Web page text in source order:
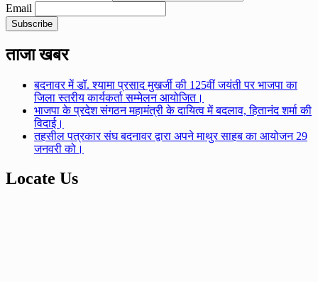
Email
ताजा खबर
बदनावर में डॉ. श्यामा प्रसाद मुखर्जी की 125वीं जयंती पर भाजपा का
जिला स्तरीय कार्यकर्ता सम्मेलन आयोजित।
भाजपा के प्रदेश संगठन महामंत्री के दायित्व में बदलाव, हितानंद शर्मा की
विदाई।
तहसील पत्रकार संघ बदनावर द्वारा अपने माथुर साहब का आयोजन 29
जनवरी को।
Locate Us